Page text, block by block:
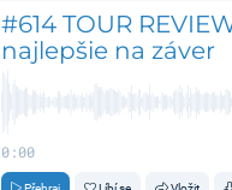
#614 TOUR
najlepšie na záver
0:00